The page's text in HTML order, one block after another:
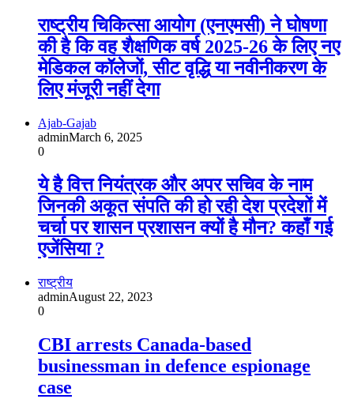
राष्ट्रीय चिकित्सा आयोग (एनएमसी) ने घोषणा
की है कि वह शैक्षणिक वर्ष 2025-26 के लिए नए
मेडिकल कॉलेजों, सीट वृद्धि या नवीनीकरण के
लिए मंजूरी नहीं देगा
Ajab-Gajab
adminMarch 6, 2025
0
ये है वित्त नियंत्रक और अपर सचिव के नाम
जिनकी अकूत संपति की हो रही देश प्रदेशों में
चर्चा पर शासन प्रशासन क्यों है मौन? कहाँ गई
एजेंसिया ?
राष्ट्रीय
adminAugust 22, 2023
0
CBI arrests Canada-based
businessman in defence espionage
case